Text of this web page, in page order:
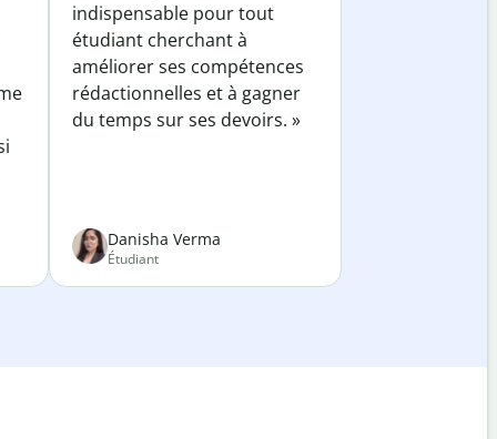
indispensable pour tout
étudiant cherchant à
améliorer ses compétences
rédactionnelles et à gagner
du temps sur ses devoirs. »
Danisha Verma
Étudiant